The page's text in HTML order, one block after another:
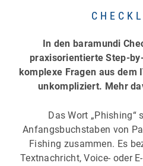
In den baramundi
praxisorientierte Step-
komplexe Fragen aus dem
unkompliziert. Mehr
Das Wort „Phishing“
Anfangsbuchstaben von
Fishing zusammen. Es
Textnachricht, Voice- oder